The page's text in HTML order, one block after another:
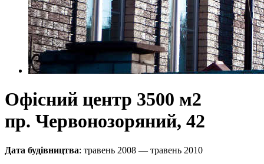
Офісний центр 3500 м2
пр. Червонозоряний, 42
Дата будівництва: травень 2008 — травень 2010